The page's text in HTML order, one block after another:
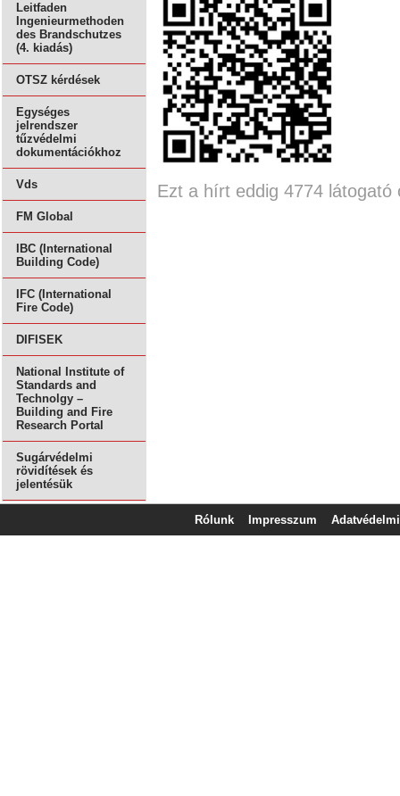
Leitfaden
Ingenieurmethoden
des Brandschutzes
(4. kiadás)
OTSZ kérdések
Egységes
jelrendszer
tűzvédelmi
dokumentációkhoz
Vds
FM Global
IBC (International
Building Code)
IFC (International
Fire Code)
DIFISEK
National Institute of
Standards and
Technolgy –
Building and Fire
Research Portal
Sugárvédelmi
rövidítések és
jelentésük
Ezt a hírt eddig 4774 látogató
Rólunk Impresszum